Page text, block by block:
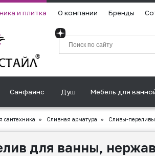
и плитка О компании Бренды
Санфаянс Душ Мебель для
сантехника » Сливная аpматура » Сливы-
для ванны,